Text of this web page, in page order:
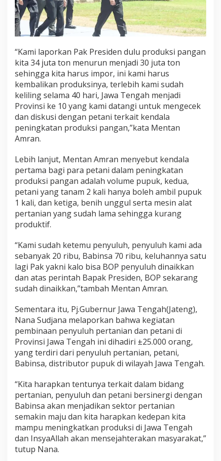
“Kami laporkan Pak Presiden dulu produksi pangan
kita 34 juta ton menurun menjadi 30 juta ton
sehingga kita harus impor, ini kami harus
kembalikan produksinya, terlebih kami sudah
keliling selama 40 hari, Jawa Tengah menjadi
Provinsi ke 10 yang kami datangi untuk mengecek
dan diskusi dengan petani terkait kendala
peningkatan produksi pangan,”kata Mentan
Amran.
Lebih lanjut, Mentan Amran menyebut kendala
pertama bagi para petani dalam peningkatan
produksi pangan adalah volume pupuk, kedua,
petani yang tanam 2 kali hanya boleh ambil pupuk
1 kali, dan ketiga, benih unggul serta mesin alat
pertanian yang sudah lama sehingga kurang
produktif.
“Kami sudah ketemu penyuluh, penyuluh kami ada
sebanyak 20 ribu, Babinsa 70 ribu, keluhannya satu
lagi Pak yakni kalo bisa BOP penyuluh dinaikkan
dan atas perintah Bapak Presiden, BOP sekarang
sudah dinaikkan,”tambah Mentan Amran.
Sementara itu, Pj.Gubernur Jawa Tengah(Jateng),
Nana Sudjana melaporkan bahwa kegiatan
pembinaan penyuluh pertanian dan petani di
Provinsi Jawa Tengah ini dihadiri ±25.000 orang,
yang terdiri dari penyuluh pertanian, petani,
Babinsa, distributor pupuk di wilayah Jawa Tengah.
“Kita harapkan tentunya terkait dalam bidang
pertanian, penyuluh dan petani bersinergi dengan
Babinsa akan menjadikan sektor pertanian
semakin maju dan kita harapkan kedepan kita
mampu meningkatkan produksi di Jawa Tengah
dan InsyaAllah akan mensejahterakan masyarakat,”
tutup Nana.